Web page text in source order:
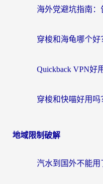
地域限制破解